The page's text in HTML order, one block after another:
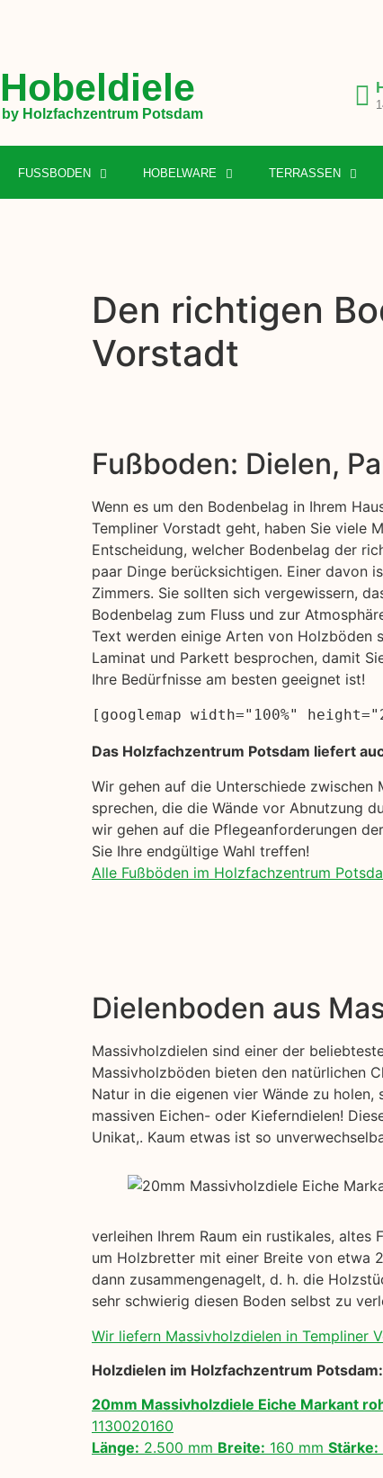
Hobeldiele
by Holzfachzentrum Potsdam
FUSSBODEN HOBELWARE TERRASSEN
Den richtigen
Vorstadt
Fußboden: Dielen,
Wenn es um den Bodenbelag in Ihrem
Templiner Vorstadt geht, haben Sie viele
Entscheidung, welcher Bodenbelag der
paar Dinge berücksichtigen. Einer davon
Zimmers. Sie sollten sich vergewissern,
Bodenbelag zum Fluss und zur
Text werden einige Arten von Holzböden
Laminat und Parkett besprochen, damit
Ihre Bedürfnisse am besten geeignet ist!
[googlemap width="100%"
Das Holzfachzentrum Potsdam liefert
Wir gehen auf die Unterschiede zwischen
sprechen, die die Wände vor Abnutzung
wir gehen auf die Pflegeanforderungen
Sie Ihre endgültige Wahl treffen!
Alle Fußböden im Holzfachzentrum
Dielenboden aus
Massivholzdielen sind einer der
Massivholzböden bieten den natürlichen
Natur in die eigenen vier Wände zu
massiven Eichen- oder Kieferndielen!
Unikat,. Kaum etwas ist so
verleihen Ihrem Raum ein rustikales,
um Holzbretter mit einer Breite von etwa
dann zusammengenagelt, d. h. die
sehr schwierig diesen Boden selbst zu
Wir liefern Massivholzdielen in Templiner
Holzdielen im Holzfachzentrum Potsdam:
20mm Massivholzdiele Eiche Markant
1130020160
Länge: 2.500 mm Breite: 160 mm Stärke: